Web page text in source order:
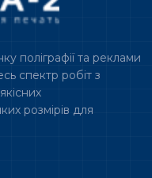
поліграфії та реклами
спектр робіт з
розмірів для